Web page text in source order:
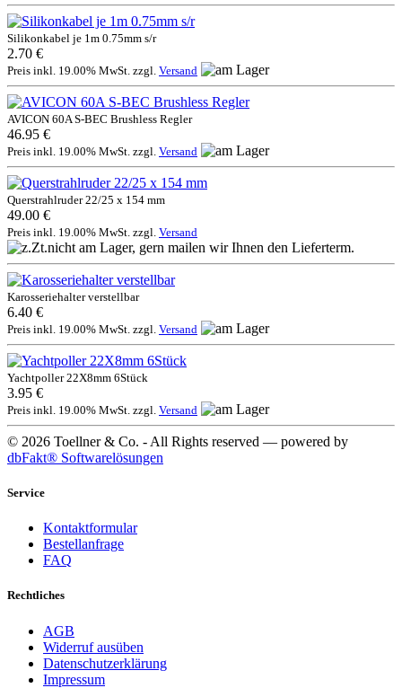
Silikonkabel je 1m 0.75mm s/r
2.70 €
Preis inkl. 19.00% MwSt. zzgl. Versand
AVICON 60A S-BEC Brushless Regler
46.95 €
Preis inkl. 19.00% MwSt. zzgl. Versand
Querstrahlruder 22/25 x 154 mm
49.00 €
Preis inkl. 19.00% MwSt. zzgl. Versand
Karosseriehalter verstellbar
6.40 €
Preis inkl. 19.00% MwSt. zzgl. Versand
Yachtpoller 22X8mm 6Stück
3.95 €
Preis inkl. 19.00% MwSt. zzgl. Versand
© 2026 Toellner & Co. - All Rights reserved — powered by
dbFakt® Softwarelösungen
Service
Kontaktformular
Bestellanfrage
FAQ
Rechtliches
AGB
Widerruf ausüben
Datenschutzerklärung
Impressum